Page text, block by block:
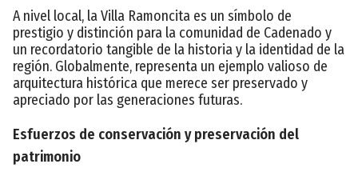
A nivel local, la Villa Ramoncita es un símbolo de
prestigio y distinción para la comunidad de Cadenado y
un recordatorio tangible de la historia y la identidad de la
región. Globalmente, representa un ejemplo valioso de
arquitectura histórica que merece ser preservado y
apreciado por las generaciones futuras.
Esfuerzos de conservación y preservación del
patrimonio